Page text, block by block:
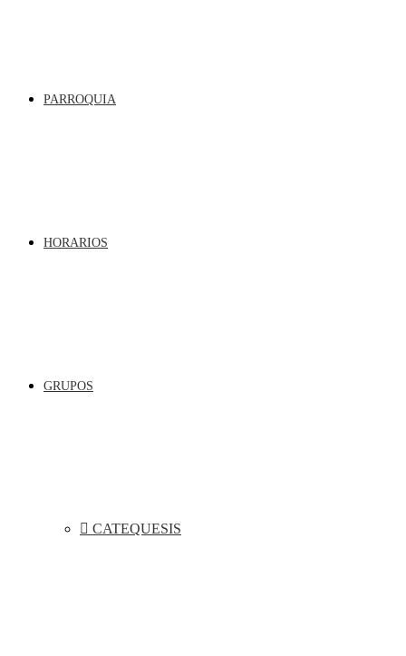
PARROQUIA
HORARIOS
GRUPOS
CATEQUESIS